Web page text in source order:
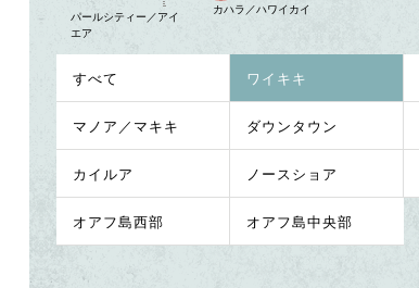
カハラ／ハワイカイ
パールシティー／アイ
エア
すべて ワイキキ
マノア／マキキ ダウンタウン
カイルア ノースショア
オアフ島西部 オアフ島中央部